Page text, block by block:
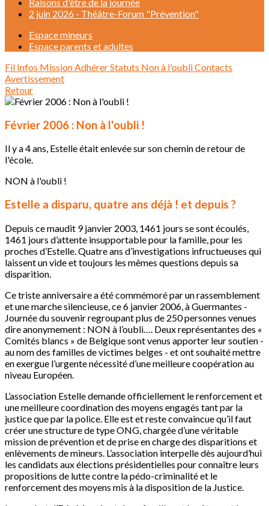
2 juin 2026 - Théâtre-Forum "Prévention"
Espace mineurs
Espace parents et adultes
Fil Infos MissionAdhérerStatuts Non à l'oubliContacts
Avertissement
Retour
Février 2006 : Non à l'oubli !
Il y a 4 ans, Estelle était enlevée sur son chemin de retour de
l'école.
NON à l'oubli !
Estelle a disparu, quatre ans déjà ! et depuis ?
Depuis ce maudit 9 janvier 2003, 1461 jours se sont écoulés,
1461 jours d’attente insupportable pour la famille, pour les
proches d’Estelle. Quatre ans d’investigations infructueuses qui
laissent un vide et toujours les mêmes questions depuis sa
disparition.
Ce triste anniversaire a été commémoré par un rassemblement
et une marche silencieuse, ce 6 janvier 2006, à Guermantes -
Journée du souvenir regroupant plus de 250 personnes venues
dire anonymement : NON à l’oubli…. Deux représentantes des «
Comités blancs » de Belgique sont venus apporter leur soutien -
au nom des familles de victimes belges - et ont souhaité mettre
en exergue l’urgente nécessité d’une meilleure coopération au
niveau Européen.
L’association Estelle demande officiellement le renforcement et
une meilleure coordination des moyens engagés tant par la
justice que par la police. Elle est et reste convaincue qu’il faut
créer une structure de type ONG, chargée d’une véritable
mission de prévention et de prise en charge des disparitions et
enlèvements de mineurs. L’association interpelle dès aujourd’hui
les candidats aux élections présidentielles pour connaître leurs
propositions de lutte contre la pédo-criminalité et le
renforcement des moyens mis à la disposition de la Justice.